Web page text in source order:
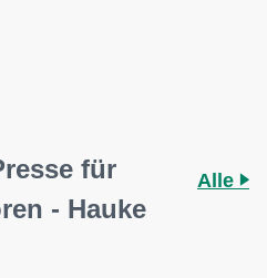
für
- Hauke
Alle